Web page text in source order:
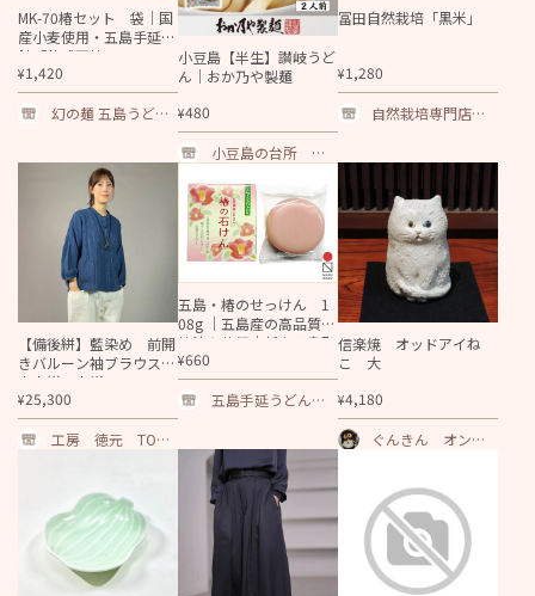
MK-70椿セット 袋｜国
産小麦使用・五島手延饂
飩「熟成西椿」180ｇ×
2袋・あごだし2袋｜
¥1,420
幻の麺 五島うどん
小豆島【半生】讃岐うど
ん｜おか乃や製麺
¥480
小豆島の台所 か
冨田自然栽培「黒米」
¥1,280
自然栽培専門店ナ
【備後絣】藍染め 前開
きバルーン袖ブラウス
文人絣 中紺
¥25,300
工房 徳元 TOKU
五島・椿のせっけん 1
08g ｜五島産の高品質な
椿油を使用｜新上五島町
振興公社
¥660
五島手延うどん・
信楽焼 オッドアイね
こ 大
¥4,180
ぐんきん オンラ